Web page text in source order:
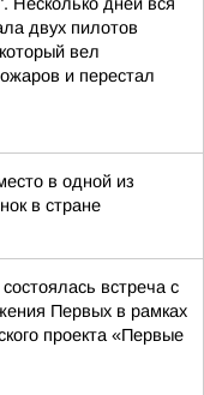
двух пилотов
вел
и перестал
в одной из
в стране
встреча с
Первых в рамках
проекта «Первые